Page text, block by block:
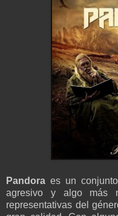
Pandora es un
agresivo y algo más
representativas del